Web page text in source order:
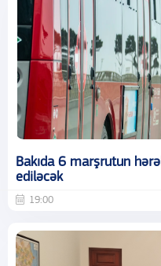
Bakıda 6 marşrutun
ediləcək
19:00